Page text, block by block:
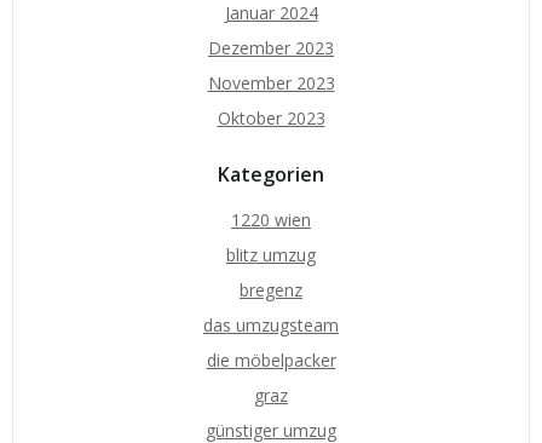
Januar 2024
Dezember 2023
November 2023
Oktober 2023
Kategorien
1220 wien
blitz umzug
bregenz
das umzugsteam
die möbelpacker
graz
günstiger umzug